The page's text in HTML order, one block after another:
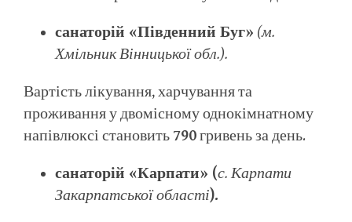
санаторій «Південний Буг» (м.
Хмільник Вінницької обл.).
Вартість лікування, харчування та
проживання у двомісному однокімнатному
напівлюксі становить 790гривень за день.
санаторій «Карпати» (с. Карпати
Закарпатської області).